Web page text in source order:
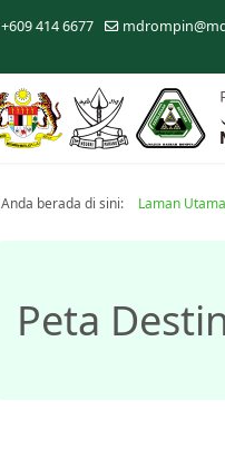
+609 414 6677
Anda berada di sini: Laman Utama
Peta